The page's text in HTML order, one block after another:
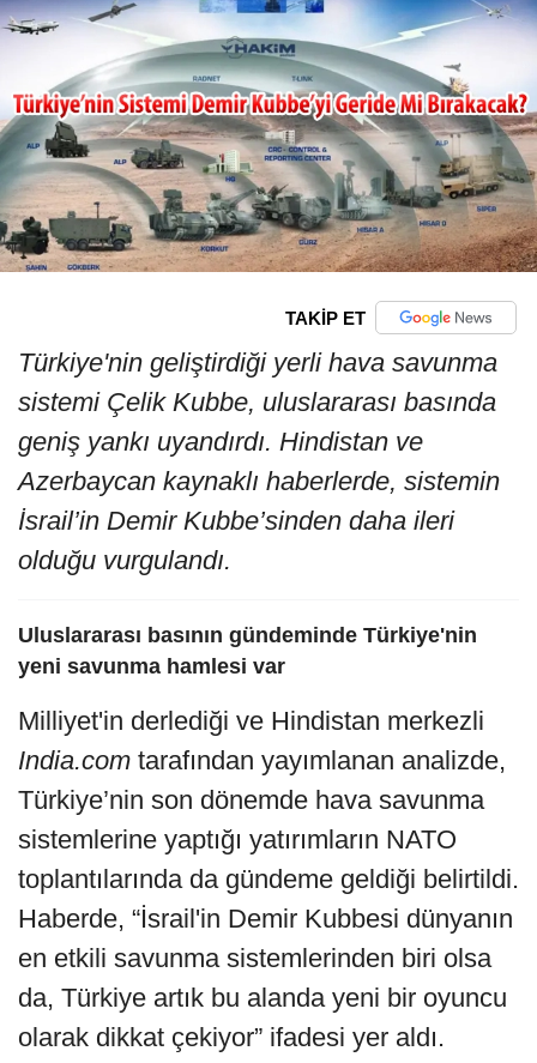
TAKİP ET
Türkiye'nin geliştirdiği yerli hava savunma
sistemi Çelik Kubbe, uluslararası basında
geniş yankı uyandırdı. Hindistan ve
Azerbaycan kaynaklı haberlerde, sistemin
İsrail’in Demir Kubbe’sinden daha ileri
olduğu vurgulandı.
Uluslararası basının gündeminde Türkiye'nin
yeni savunma hamlesi var
Milliyet'in derlediği ve Hindistan merkezli
India.com tarafından yayımlanan analizde,
Türkiye’nin son dönemde hava savunma
sistemlerine yaptığı yatırımların NATO
toplantılarında da gündeme geldiği belirtildi.
Haberde, “İsrail'in Demir Kubbesi dünyanın
en etkili savunma sistemlerinden biri olsa
da, Türkiye artık bu alanda yeni bir oyuncu
olarak dikkat çekiyor” ifadesi yer aldı.